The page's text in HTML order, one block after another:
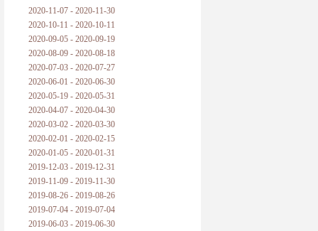
2020-11-07 - 2020-11-30
2020-10-11 - 2020-10-11
2020-09-05 - 2020-09-19
2020-08-09 - 2020-08-18
2020-07-03 - 2020-07-27
2020-06-01 - 2020-06-30
2020-05-19 - 2020-05-31
2020-04-07 - 2020-04-30
2020-03-02 - 2020-03-30
2020-02-01 - 2020-02-15
2020-01-05 - 2020-01-31
2019-12-03 - 2019-12-31
2019-11-09 - 2019-11-30
2019-08-26 - 2019-08-26
2019-07-04 - 2019-07-04
2019-06-03 - 2019-06-30